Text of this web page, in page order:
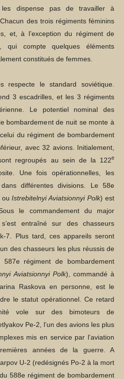
les dispense pas de travailler à
des trois régiments féminins
et, à l’exception du régiment de
qui compte quelques éléments
constitués de femmes.
respecte le standard soviétique.
3 escadrilles, et les 3 régiments
Le potentiel nominal des
bombardement de nuit se monte à
du régiment de bombardement
avec 32 avions. Initialement,
regroupés au sein de la 122e
Une fois opérationnelles, les
différentes divisions. Le 58e
ouIstrebitelnyi Aviatsionnyi Polk) est
le commandement du major
entraîné sur des chasseurs
7. Plus tard, ces appareils seront
des chasseurs les plus réussis de
587e régiment de bombardement
Aviatsionnyi Polk), commandé à
Raskova en personne, est le
le statut opérationnel. Ce retard
vole sur des bimoteurs de
Pe-2, l’un des avions les plus
mis en service par l’aviation
années de la guerre. A
U-2 (redésignés Po-2 à la mort
588e régiment de bombardement